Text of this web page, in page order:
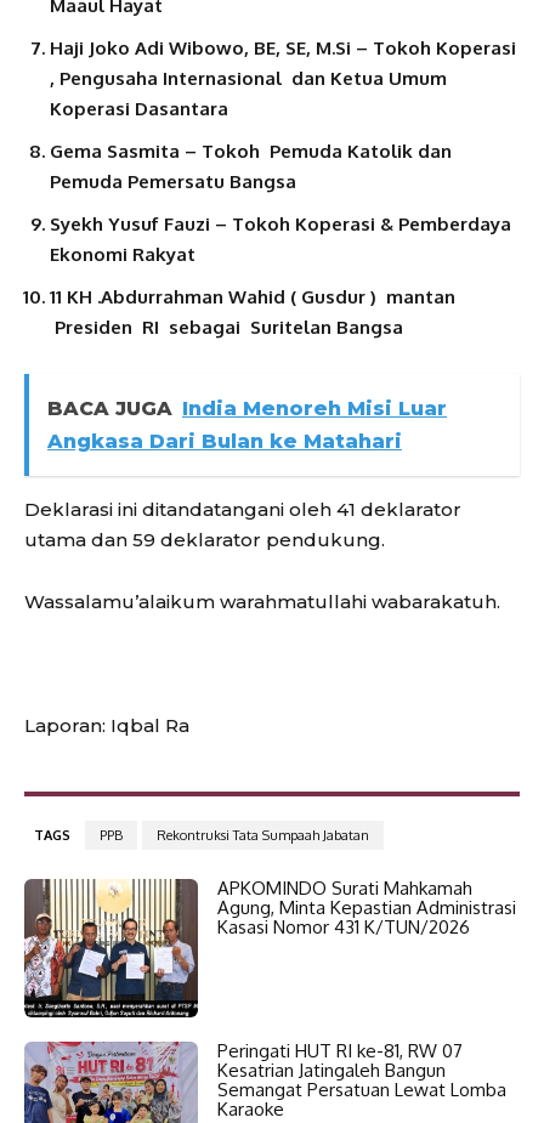
Maaul Hayat
Haji Joko Adi Wibowo, BE, SE, M.Si – Tokoh Koperasi
, Pengusaha Internasional dan Ketua Umum
Koperasi Dasantara
Gema Sasmita – Tokoh Pemuda Katolik dan
Pemuda Pemersatu Bangsa
Syekh Yusuf Fauzi – Tokoh Koperasi & Pemberdaya
Ekonomi Rakyat
11 KH .Abdurrahman Wahid ( Gusdur ) mantan
Presiden RI sebagai Suritelan Bangsa
BACA JUGA India Menoreh Misi Luar
Angkasa Dari Bulan ke Matahari
Deklarasi ini ditandatangani oleh 41 deklarator
utama dan 59 deklarator pendukung.
Wassalamu’alaikum warahmatullahi wabarakatuh.
Laporan: Iqbal Ra
TAGS PPB Rekontruksi Tata Sumpaah Jabatan
APKOMINDO Surati Mahkamah
Agung, Minta Kepastian Administrasi
Kasasi Nomor 431 K/TUN/2026
Peringati HUT RI ke-81, RW 07
Kesatrian Jatingaleh Bangun
Semangat Persatuan Lewat Lomba
Karaoke